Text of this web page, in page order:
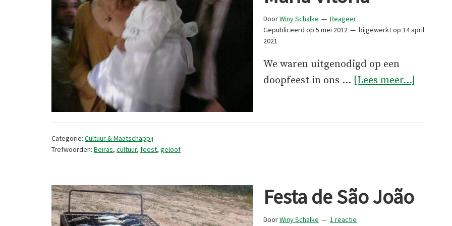
DoorWiny Schalke
Reageer
Gepubliceerd op 5 mei 2012 bijgewerkt op 14 april
2021
We waren uitgenodigd op een
doopfeest in ons … [Lees meer...]
Categorie: Cultuur & Maatschappij
Trefwoorden: Beiras, cultuur, feest, geloof
Festa de São João
DoorWiny Schalke
1 reactie